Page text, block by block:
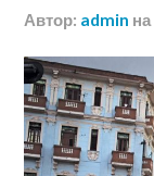
Автор: admin на